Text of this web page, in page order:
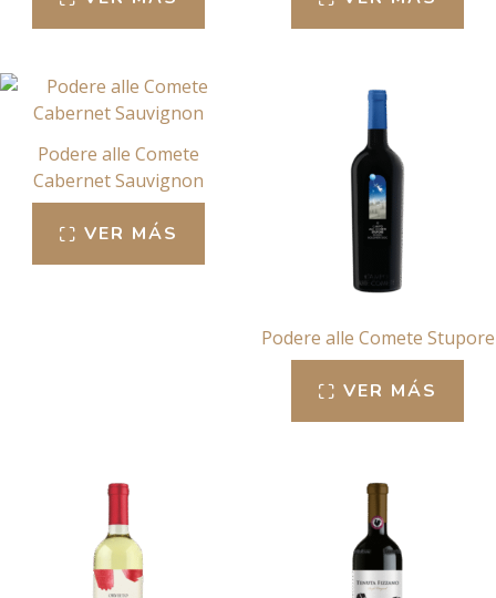
Podere alle Comete
Cabernet Sauvignon
VER MÁS
Podere alle Comete Stupore
VER MÁS